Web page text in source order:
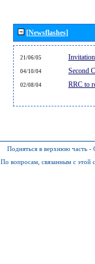
[Newsflashes]
21/06/05
04/10/04 Second
02/08/04 RRC to
Подняться в верхнюю часть -
По вопросам, связанным с этой